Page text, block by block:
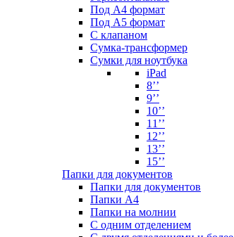
Под А4 формат
Под А5 формат
С клапаном
Сумка-трансформер
Сумки для ноутбука
iPad
8’’
9’’
10’’
11’’
12’’
13’’
15’’
Папки для документов
Папки для документов
Папки А4
Папки на молнии
С одним отделением